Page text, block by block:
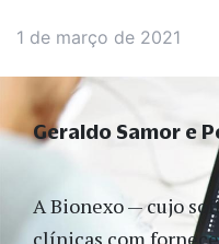
1 de março de 2021
A Bionexo — cujo
clínicas com
Geraldo Samor e